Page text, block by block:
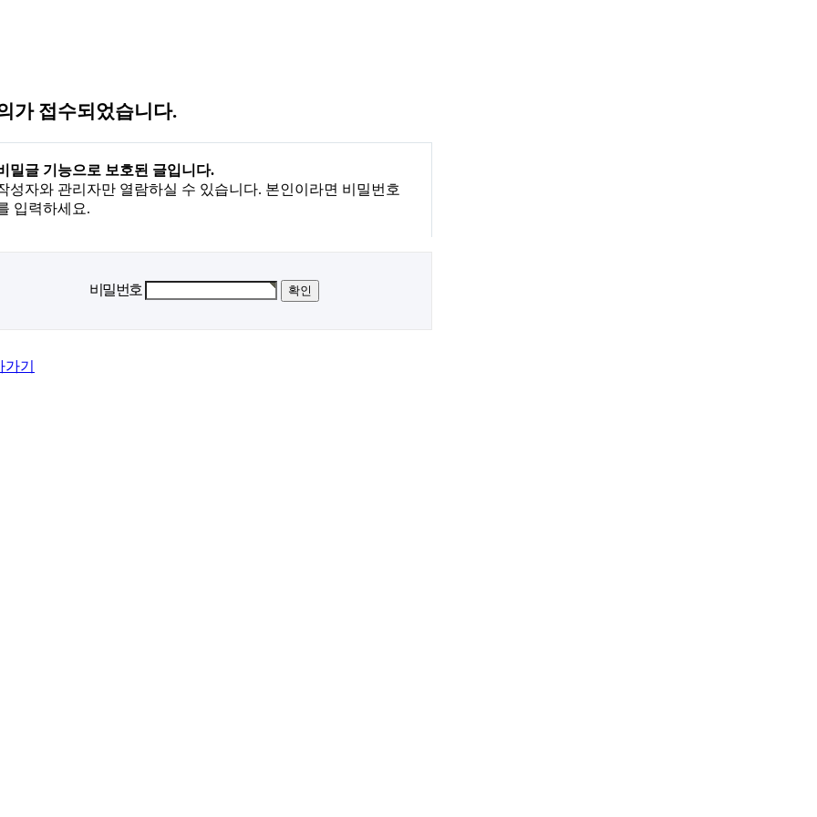
가 접수되었습니다.
밀글 기능으로 보호된 글입니다.
성자와 관리자만 열람하실 수 있습니다. 본인이라면 비밀번호
입력하세요.
비밀번호
기